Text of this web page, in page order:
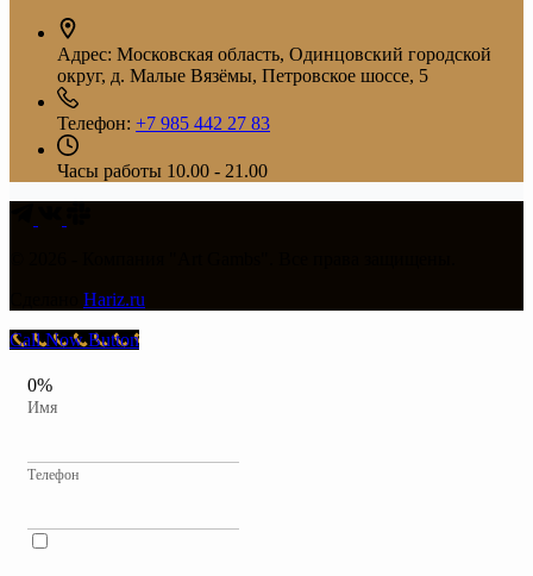
Адрес: Московская область, Одинцовский городской
округ, д. Малые Вязёмы, Петровское шоссе, 5
Телефон: +7 985 442 27 83
Часы работы 10.00 - 21.00
Hariz.ru
Call Now Button
0%
Имя
Телефон